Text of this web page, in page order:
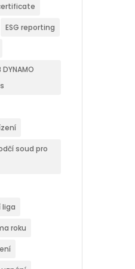
ESG reporting
DYNAMO
soud pro
liga
roku